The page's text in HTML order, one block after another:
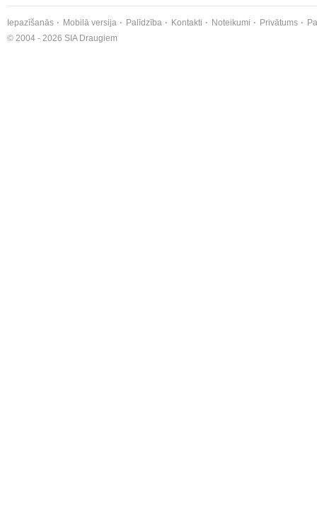
Iepazīšanās Mobilā versija Palīdzība Kontakti Noteikumi Privātums
© 2004 - 2026 SIA Draugiem